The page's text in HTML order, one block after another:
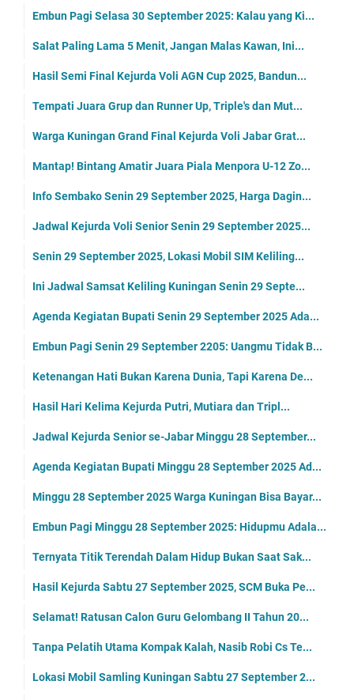
Embun Pagi Selasa 30 September 2025: Kalau yang Ki...
Salat Paling Lama 5 Menit, Jangan Malas Kawan, Ini...
Hasil Semi Final Kejurda Voli AGN Cup 2025, Bandun...
Tempati Juara Grup dan Runner Up, Triple's dan Mut...
Warga Kuningan Grand Final Kejurda Voli Jabar Grat...
Mantap! Bintang Amatir Juara Piala Menpora U-12 Zo...
Info Sembako Senin 29 September 2025, Harga Dagin...
Jadwal Kejurda Voli Senior Senin 29 September 2025...
Senin 29 September 2025, Lokasi Mobil SIM Keliling...
Ini Jadwal Samsat Keliling Kuningan Senin 29 Septe...
Agenda Kegiatan Bupati Senin 29 September 2025 Ada...
Embun Pagi Senin 29 September 2205: Uangmu Tidak B...
Ketenangan Hati Bukan Karena Dunia, Tapi Karena De...
Hasil Hari Kelima Kejurda Putri, Mutiara dan Tripl...
Jadwal Kejurda Senior se-Jabar Minggu 28 September...
Agenda Kegiatan Bupati Minggu 28 September 2025 Ad...
Minggu 28 September 2025 Warga Kuningan Bisa Bayar...
Embun Pagi Minggu 28 September 2025: Hidupmu Adala...
Ternyata Titik Terendah Dalam Hidup Bukan Saat Sak...
Hasil Kejurda Sabtu 27 September 2025, SCM Buka Pe...
Selamat! Ratusan Calon Guru Gelombang II Tahun 20...
Tanpa Pelatih Utama Kompak Kalah, Nasib Robi Cs Te...
Lokasi Mobil Samling Kuningan Sabtu 27 September 2...